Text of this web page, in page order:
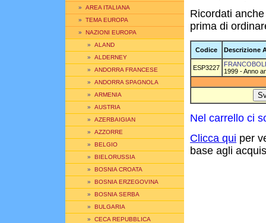
» AREA ITALIANA
» TEMA EUROPA
» NAZIONI EUROPA
» ALAND
» ALDERNEY
» ANDORRA FRANCESE
» ANDORRA SPAGNOLA
» ARMENIA
» AUSTRIA
» AZERBAIGIAN
» AZZORRE
» BELGIO
» BIELORUSSIA
» BOSNIA CROATA
» BOSNIA ERZEGOVINA
» BOSNIA SERBA
» BULGARIA
» CECA REPUBBLICA
Ricordati
prima di
Codice Descrizione
ESP3227
1999 - Anno
Nel carrello ci
Clicca qui per
base agli